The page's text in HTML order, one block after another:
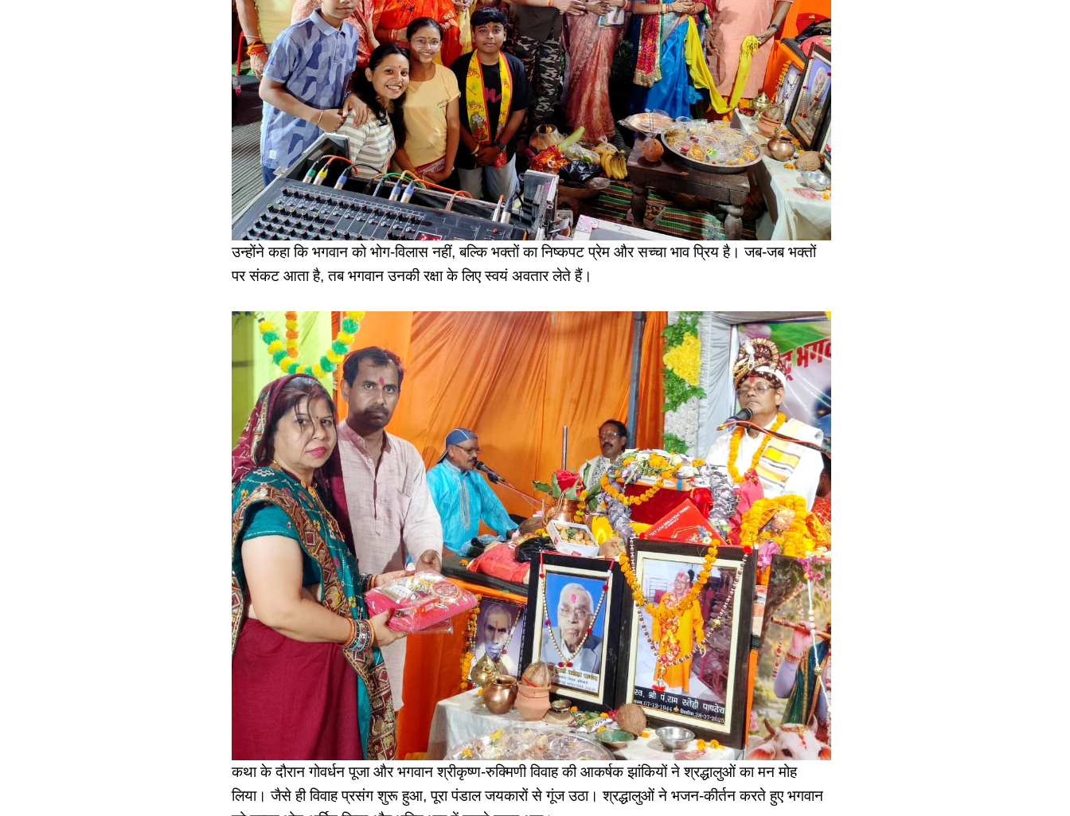
उन्होंने कहा कि भगवान को भोग-विलास नहीं, बल्कि भक्तों का निष्कपट प्रेम और सच्चा भाव प्रिय है। जब-जब भक्तों
पर संकट आता है, तब भगवान उनकी रक्षा के लिए स्वयं अवतार लेते हैं।
कथा के दौरान गोवर्धन पूजा और भगवान श्रीकृष्ण-रुक्मिणी विवाह की आकर्षक झांकियों ने श्रद्धालुओं का मन मोह
लिया। जैसे ही विवाह प्रसंग शुरू हुआ, पूरा पंडाल जयकारों से गूंज उठा। श्रद्धालुओं ने भजन-कीर्तन करते हुए भगवान